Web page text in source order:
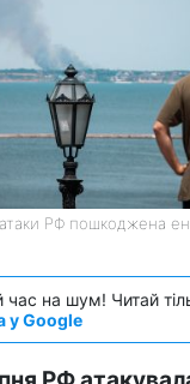
РФ пошкоджена
час на шум! Читай
у Google